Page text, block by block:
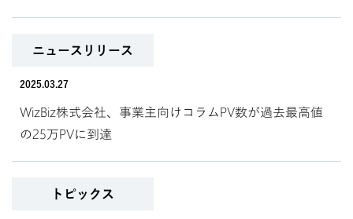
ニュースリリース
2025.03.27
WizBiz株式会社、事業主向けコラムPV数が過去最高値
の25万PVに到達
トピックス